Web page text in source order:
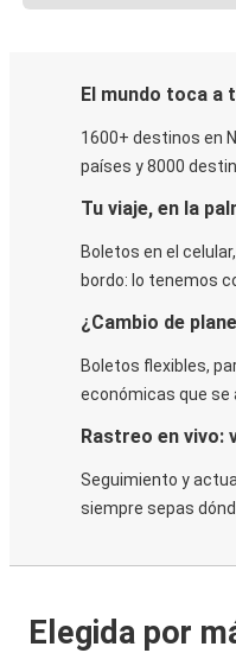
El mundo toca a
1600+ destinos en
países y 8000
Tu viaje, en la
Boletos en el
bordo: lo tenemos
¿Cambio de
Boletos flexibles,
económicas que se
Rastreo en vivo:
Seguimiento y
siempre sepas
Elegida por